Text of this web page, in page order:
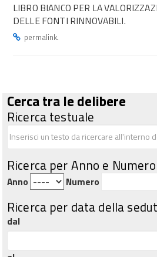
LIBRO BIANCO PER LA
DELLE FONTI RINNOVABILI.
permalink.
Cerca tra le delibere
Ricerca testuale
Ricerca per Anno e Numero
Anno Numero
Ricerca per data della
dal